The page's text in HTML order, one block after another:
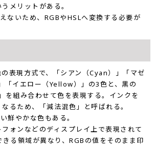
メリットがある。
ないため、RGBやHSLへ変換する必要が
表現方式で、「シアン（Cyan）」「マゼ
「イエロー（Yellow）」の3色と、黒の
を組み合わせて色を表現する。インクを
るため、「減法混色」と呼ばれる。
鮮やかな色もある。
ォンなどのディスプレイ上で表現されて
きる領域が異なり、RGBの値をそのまま印